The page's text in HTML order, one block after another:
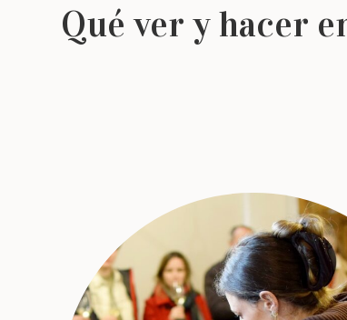
Qué ver y hacer